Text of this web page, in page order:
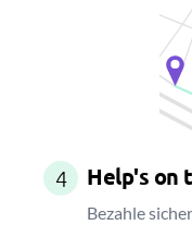
4 Help's on
Bezahle